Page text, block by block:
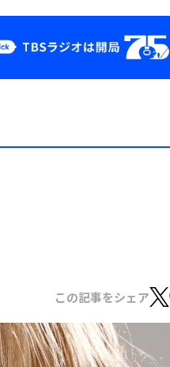
YouTube
この記事をシェア